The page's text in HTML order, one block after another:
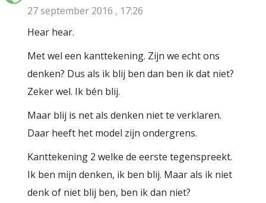
27 september 2016 , 17:26
Hear hear.
Met wel een kanttekening. Zijn we echt ons
denken? Dus als ik blij ben dan ben ik dat niet?
Zeker wel. Ik bén blij.
Maar blij is net als denken niet te verklaren.
Daar heeft het model zijn ondergrens.
Kanttekening 2 welke de eerste tegenspreekt.
Ik ben mijn denken, ik ben blij. Maar als ik niet
denk of niet blij ben, ben ik dan niet?